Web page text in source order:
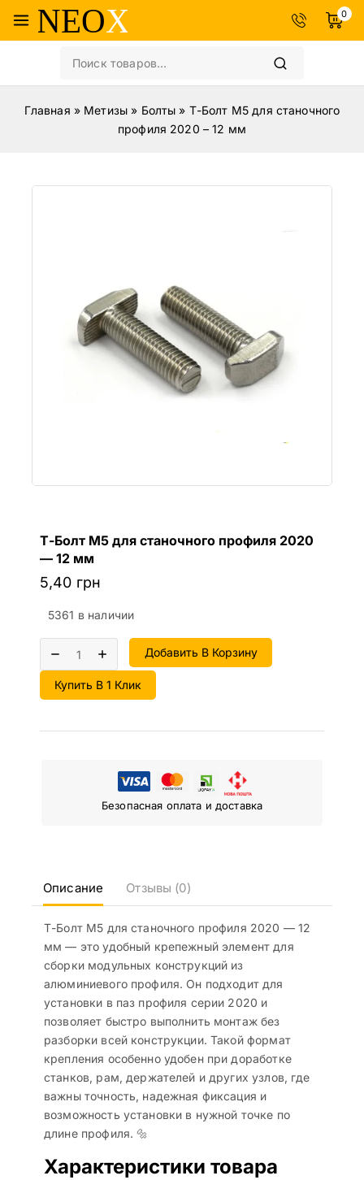
0
Главная » Метизы » Болты » Т-Болт М5 для станочного
профиля 2020 – 12 мм
Т-Болт М5 для станочного профиля 2020
— 12 мм
5,40 грн
5361 в наличии
Добавить В Корзину
Купить В 1 Клик
Безопасная оплата и доставка
Описание Отзывы (0)
Т-Болт М5 для станочного профиля 2020 — 12
мм — это удобный крепежный элемент для
сборки модульных конструкций из
алюминиевого профиля. Он подходит для
установки в паз профиля серии 2020 и
позволяет быстро выполнить монтаж без
разборки всей конструкции. Такой формат
крепления особенно удобен при доработке
станков, рам, держателей и других узлов, где
важны точность, надежная фиксация и
возможность установки в нужной точке по
длине профиля. 🔩
Характеристики товара